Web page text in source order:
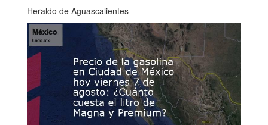
Heraldo de Aguascalientes